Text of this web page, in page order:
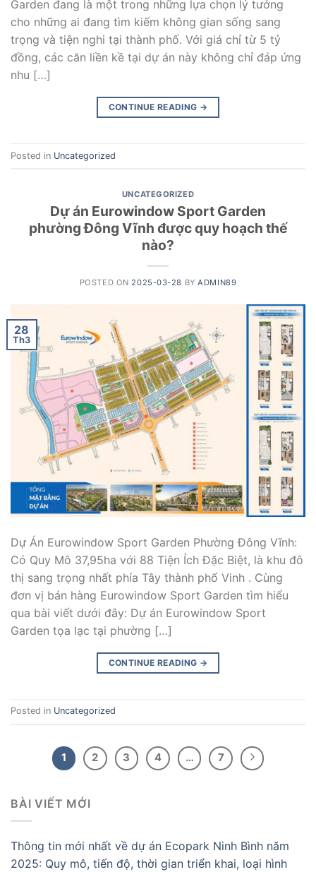
Garden đang là một trong những lựa chọn lý tưởng
cho những ai đang tìm kiếm không gian sống sang
trọng và tiện nghi tại thành phố. Với giá chỉ từ 5 tỷ
đồng, các căn liền kề tại dự án này không chỉ đáp ứng
nhu […]
CONTINUE READING →
Posted in Uncategorized
UNCATEGORIZED
Dự án Eurowindow Sport Garden
phường Đông Vĩnh được quy hoạch thế
nào?
POSTED ON2025-03-28 BYADMIN89
28
Th3
Dự Án Eurowindow Sport Garden Phường Đông Vĩnh:
Có Quy Mô 37,95ha với 88 Tiện Ích Đặc Biệt, là khu đô
thị sang trọng nhất phía Tây thành phố Vinh . Cùng
đơn vị bán hàng Eurowindow Sport Garden tìm hiểu
qua bài viết dưới đây: Dự án Eurowindow Sport
Garden tọa lạc tại phường […]
CONTINUE READING →
Posted in Uncategorized
1 2 3 4 … 7
BÀI VIẾT MỚI
Thông tin mới nhất về dự án Ecopark Ninh Bình năm
2025: Quy mô, tiến độ, thời gian triển khai, loại hình